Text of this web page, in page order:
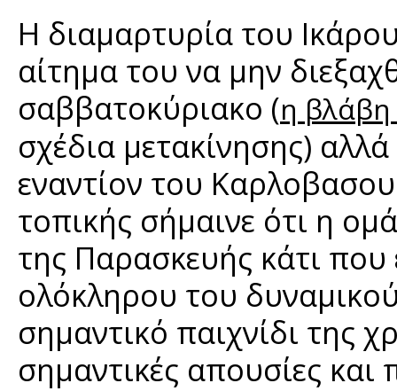
Η διαμαρτυρία του
αίτημα του να μην
σαββατοκύριακο (η
σχέδια μετακίνησης)
εναντίον του
τοπικής σήμαινε ότι η
της Παρασκευής κάτι
ολόκληρου του
σημαντικό παιχνίδι της
σημαντικές απουσίες